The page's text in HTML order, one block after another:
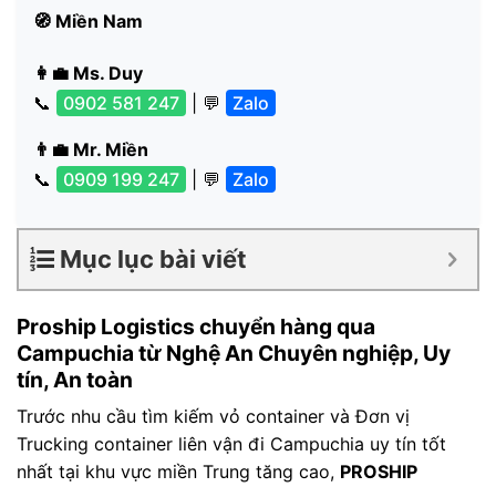
🧭 Miền Nam
👩‍💼 Ms. Duy
📞
0902 581 247 | 💬 Zalo
👨‍💼 Mr. Miền
📞
0909 199 247 | 💬 Zalo
Mục lục bài viết
Proship Logistics chuyển hàng qua
Campuchia từ Nghệ An Chuyên nghiệp, Uy
tín, An toàn
Trước nhu cầu tìm kiếm vỏ container và Đơn vị
Trucking container liên vận đi Campuchia uy tín tốt
nhất tại khu vực miền Trung tăng cao, PROSHIP